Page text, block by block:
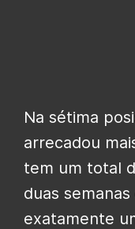
Na sétima
arrecadou
tem um total
duas
exatamente